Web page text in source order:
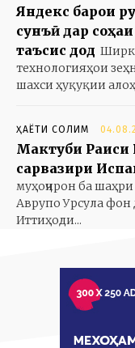
Яндекс барои
сунъӣ дар
таъсис дод
технологияҳои
шахси ҳуқуқии
ҲАЁТИ СОЛИМ
Мактуби Раиси
сарвазири
муҳоҷирон ба
Аврупо Урсула
Иттиҳоди...